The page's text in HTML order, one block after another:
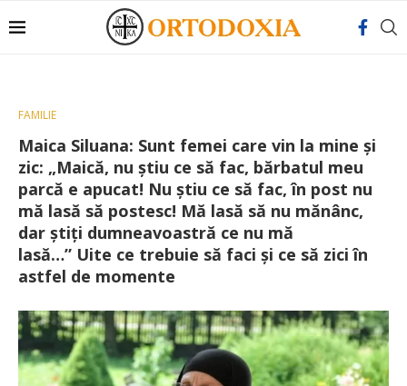
FAMILIE
Maica Siluana: Sunt femei care vin la mine şi
zic: „Maică, nu ştiu ce să fac, bărbatul meu
parcă e apucat! Nu ştiu ce să fac, în post nu
mă lasă să postesc! Mă lasă să nu mănânc,
dar ştiţi dumneavoastră ce nu mă
lasă…” Uite ce trebuie să faci și ce să zici în
astfel de momente